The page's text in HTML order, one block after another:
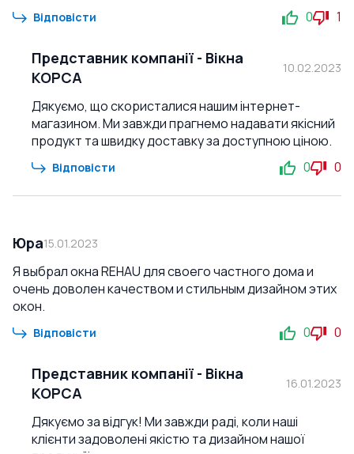
Відповісти 0 1
Представник компанії - Вікна
КОРСА
10.02.2023
Дякуємо, що скористалися нашим інтернет-
магазином. Ми завжди прагнемо надавати якісний
продукт та швидку доставку за доступною ціною.
Відповісти 0 0
Юра15.01.2023
Я выбрал окна REHAU для своего частного дома и
очень доволен качеством и стильным дизайном этих
окон.
Відповісти 0 0
Представник компанії - Вікна
КОРСА
16.01.2023
Дякуємо за відгук! Ми завжди раді, коли наші
клієнти задоволені якістю та дизайном нашої